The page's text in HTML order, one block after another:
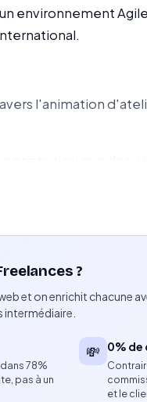
environnement
l'animation
les projets web,
une forte
prototypage et le
?
et on enrichit chacune
intermédiaire.
78%
pas à un
💸 0% de
et le